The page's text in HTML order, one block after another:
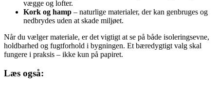
vægge og lofter.
Kork og hamp – naturlige materialer, der kan genbruges og
nedbrydes uden at skade miljøet.
Når du vælger materiale, er det vigtigt at se på både isoleringsevne,
holdbarhed og fugtforhold i bygningen. Et bæredygtigt valg skal
fungere i praksis – ikke kun på papiret.
Læs også: